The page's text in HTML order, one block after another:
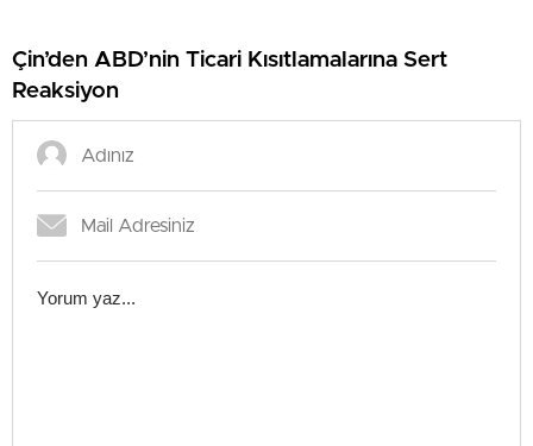
Çin’den ABD’nin Ticari Kısıtlamalarına Sert
Reaksiyon